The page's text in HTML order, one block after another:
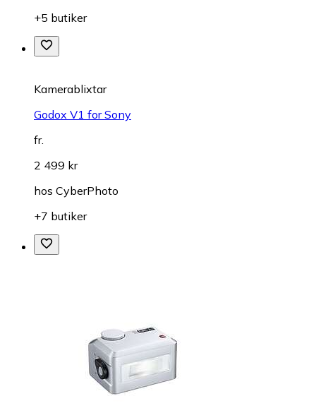
+5 butiker
Kamerablixtar
Godox V1 for Sony
fr.
2 499 kr
hos CyberPhoto
+7 butiker